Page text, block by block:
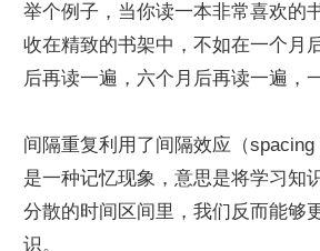
举个例子，当你读一本非常喜欢的
收在精致的书架中，不如在一个月
后再读一遍，六个月后再读一遍，
间隔重复利用了间隔效应（
是一种记忆现象，意思是将学习知
分散的时间区间里，我们反而能够
识。